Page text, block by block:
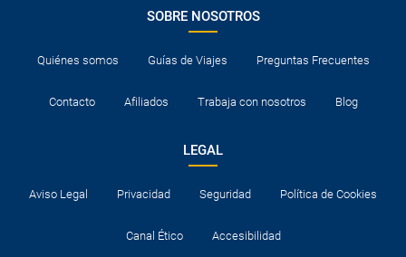
SOBRE NOSOTROS
Quiénes somos Guías de Viajes Preguntas Frecuentes
Contacto Afiliados Trabaja con nosotros Blog
LEGAL
Aviso Legal Privacidad Seguridad Política de Cookies
Canal Ético Accesibilidad